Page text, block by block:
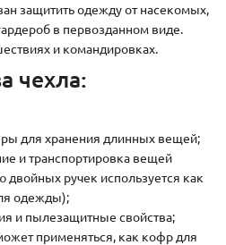
защитить одежду от насекомых,
в первозданном виде.
и командировках.
чехла:
для хранения длинных вещей;
и транспортировка вещей
двойных ручек используется как
одежды);
и пылезащитные свойства;
применяться, как кофр для